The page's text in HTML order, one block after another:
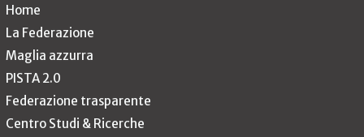
Home
La Federazione
Maglia azzurra
PISTA 2.0
Federazione trasparente
Centro Studi & Ricerche